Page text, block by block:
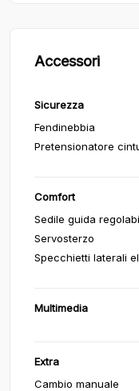
Accessori
Sicurezza
Fendinebbia
Pretensionatore
Comfort
Sedile guida
Servosterzo
Specchietti laterali
Multimedia
Extra
Cambio manuale